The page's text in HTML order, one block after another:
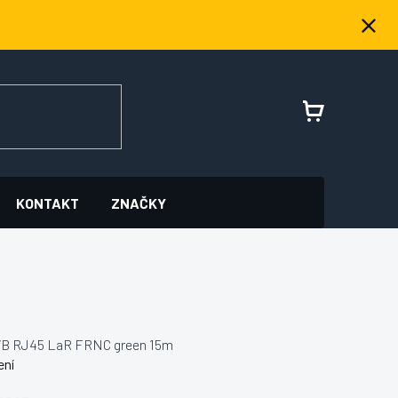
NÁKUPNÍ
KONTAKT ZNAČKY
RJ45 LaR FRNC green 15m